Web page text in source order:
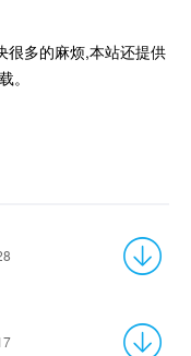
很多的麻烦,本站还提供
。